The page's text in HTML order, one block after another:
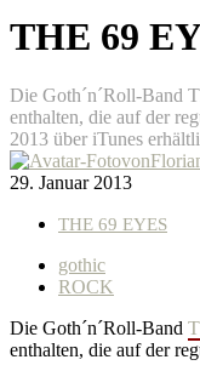
THE 69
Die Goth´n´Roll-Band
enthalten, die auf der
2013 über iTunes
von
29. Januar 2013
THE 69 EYES
gothic
ROCK
Die Goth´n´Roll-Band
enthalten, die auf der